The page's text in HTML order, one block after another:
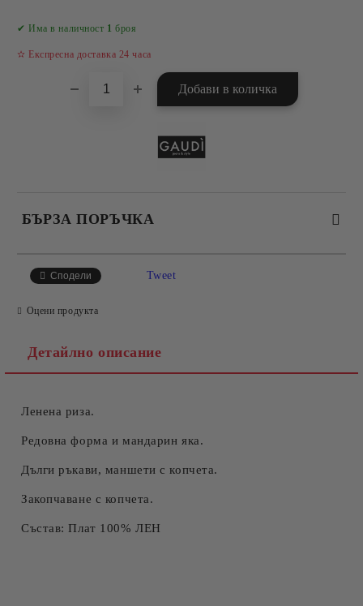
✔ Има в наличност 1 броя
✫ Експресна доставка 24 часа
БЪРЗА ПОРЪЧКА
Съгласен съм с
Ние ще се свържем с вас в рамките на работния ден.
Сподели Tweet
Оцени продукта
Детайлно описание
Ленена риза.
Редовна форма и мандарин яка.
Дълги ръкави, маншети с копчета.
Закопчаване с копчета.
Състав: Плат 100% ЛЕН